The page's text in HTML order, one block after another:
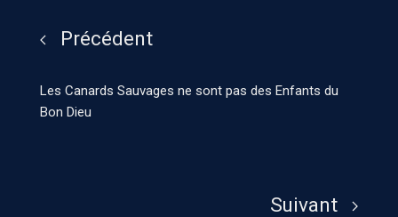
Précédent
Les Canards Sauvages ne sont pas des Enfants du
Bon Dieu
Suivant